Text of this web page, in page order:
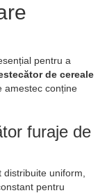
pentru a
de cereale
amestec conține
furaje de
uniform,
pentru